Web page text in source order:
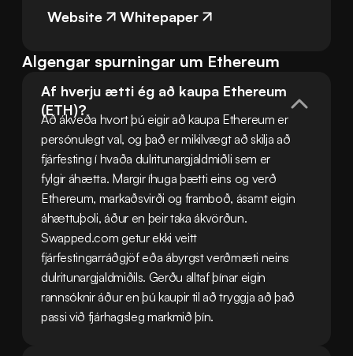
Website Whitepaper
Algengar spurningar um Ethereum
Af hverju ætti ég að kaupa Ethereum
(ETH)?
Að ákveða hvort þú eigir að kaupa Ethereum er
persónulegt val, og það er mikilvægt að skilja að
fjárfesting í hvaða dulritunargjaldmiðli sem er
fylgir áhætta. Margir íhuga þætti eins og verð
Ethereum, markaðsvirði og framboð, ásamt eigin
áhættuþoli, áður en þeir taka ákvörðun.
Swapped.com getur ekki veitt
fjárfestingarráðgjöf eða ábyrgst verðmæti neins
dulritunargjaldmiðils. Gerðu alltaf þínar eigin
rannsóknir áður en þú kaupir til að tryggja að það
passi við fjárhagsleg markmið þín.